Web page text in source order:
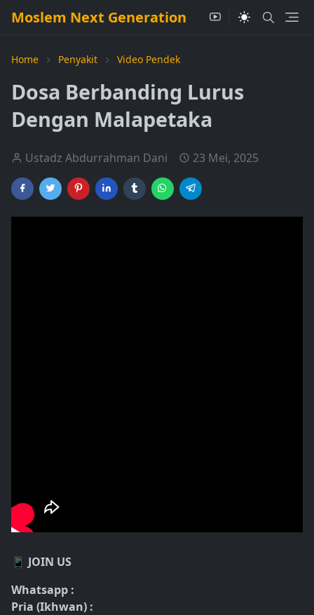
Moslem Next Generation
Home Penyakit Video Pendek
Dosa Berbanding Lurus
Dengan Malapetaka
Ustadz Abdurrahman Dani 23 Mei, 2025
📱 JOIN US
Whatsapp :
Pria (Ikhwan) :